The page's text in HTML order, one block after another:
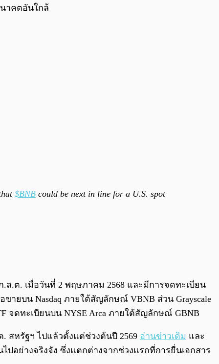
าคตอันใกล้
$BNB could be next in line for a U.S. spot
.ล.ต. เมื่อวันที่ 2 พฤษภาคม 2568 และมีการจดทะเบียน
ายบน Nasdaq ภายใต้สัญลักษณ์ VBNB ส่วน Grayscale
จดทะเบียนบน NYSE Arca ภายใต้สัญลักษณ์ GBNB
. สหรัฐฯ ไปแล้วตั้งแต่ช่วงต้นปี 2569 อ่านข่าวเดิม และ
อย่างจริงจัง ซึ่งแตกต่างจากช่วงแรกที่การยื่นเอกสาร